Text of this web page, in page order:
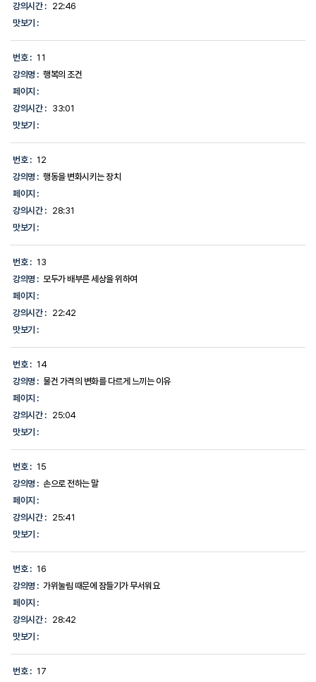
강의시간 :
22:46
맛보기 :
번호 : 11
강의명 : 행복의 조건
페이지 :
강의시간 :
33:01
맛보기 :
번호 : 12
강의명 : 행동을 변화시키는 장치
페이지 :
강의시간 :
28:31
맛보기 :
번호 : 13
강의명 : 모두가 배부른 세상을 위하여
페이지 :
강의시간 :
22:42
맛보기 :
번호 : 14
강의명 : 물건 가격의 변화를 다르게 느끼는 이유
페이지 :
강의시간 :
25:04
맛보기 :
번호 : 15
강의명 : 손으로 전하는 말
페이지 :
강의시간 :
25:41
맛보기 :
번호 : 16
강의명 : 가위눌림 때문에 잠들기가 무서워요
페이지 :
강의시간 :
28:42
맛보기 :
번호 : 17